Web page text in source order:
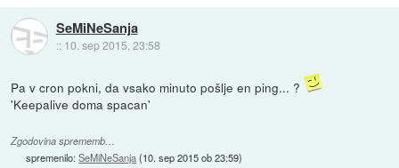
SeMiNeSanja
:: 10. sep 2015, 23:58
Pa v cron pokni, da vsako minuto pošlje en ping... ?
'Keepalive doma spacan'
Zgodovina sprememb…
spremenilo:SeMiNeSanja(10. sep 2015 ob 23:59)